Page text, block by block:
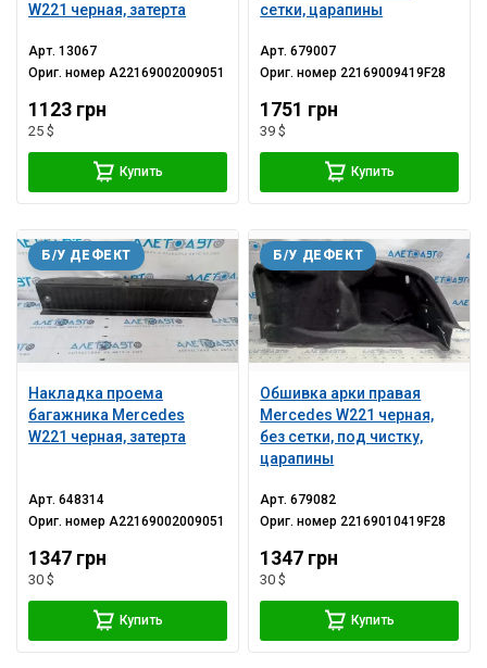
W221 черная, затерта
Арт.13067
Ориг. номерA22169002009051
1123 грн
25 $
Купить
сетки, царапины
Арт.679007
Ориг. номер 22169009419F28
1751 грн
39 $
Купить
Накладка проема
багажника Mercedes
W221 черная, затерта
Б/У ДЕФЕКТ
Арт.648314
Ориг. номерA22169002009051
1347 грн
30 $
Купить
Обшивка арки правая
Mercedes W221 черная,
без сетки, под чистку,
царапины
Б/У ДЕФЕКТ
Арт.679082
Ориг. номер 22169010419F28
1347 грн
30 $
Купить